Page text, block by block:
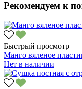
Рекомендуем к
Быстрый просмотр
Манго вяленое
Нет в наличии